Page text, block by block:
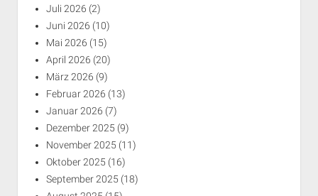
Juli 2026 (2)
Juni 2026 (10)
Mai 2026 (15)
April 2026 (20)
März 2026 (9)
Februar 2026 (13)
Januar 2026 (7)
Dezember 2025 (9)
November 2025 (11)
Oktober 2025 (16)
September 2025 (18)